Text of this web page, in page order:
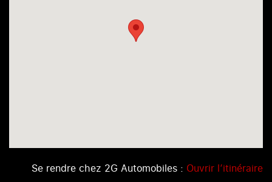
Se rendre chez 2G Automobiles : Ouvrir l’itinéraire